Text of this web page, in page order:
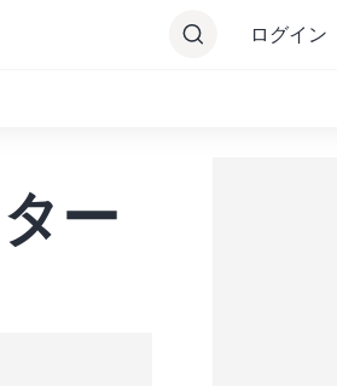
ログイン
ー